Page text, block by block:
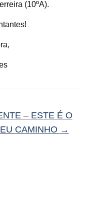
(10ºA).
– ESTE É O
CAMINHO →